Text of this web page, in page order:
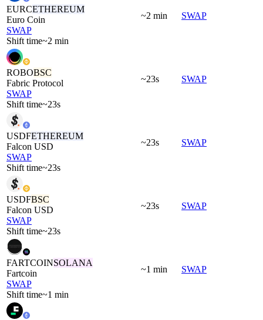
EURCETHEREUM
Euro Coin
SWAP
Shift time~2 min
~2 min SWAP
ROBOBSC
Fabric Protocol
SWAP
Shift time~23s
~23s SWAP
USDFETHEREUM
Falcon USD
SWAP
Shift time~23s
~23s SWAP
USDFBSC
Falcon USD
SWAP
Shift time~23s
~23s SWAP
FARTCOINSOLANA
Fartcoin
SWAP
Shift time~1 min
~1 min SWAP